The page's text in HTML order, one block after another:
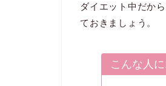
ダイエット中だか
ておきましょう。
こんな人